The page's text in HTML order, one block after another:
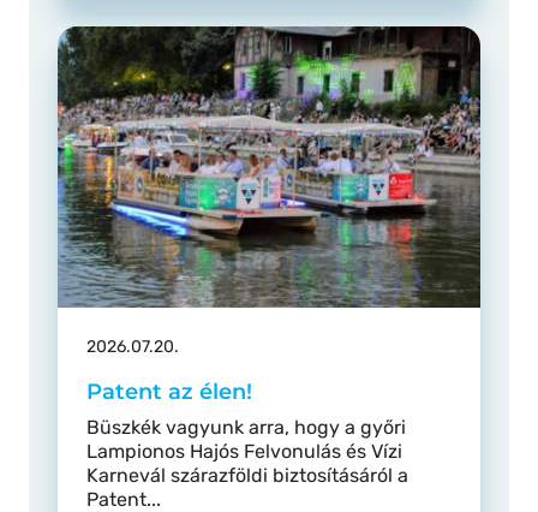
2026.07.20.
Patent az élen!
Büszkék vagyunk arra, hogy a győri
Lampionos Hajós Felvonulás és Vízi
Karnevál szárazföldi biztosításáról a
Patent...